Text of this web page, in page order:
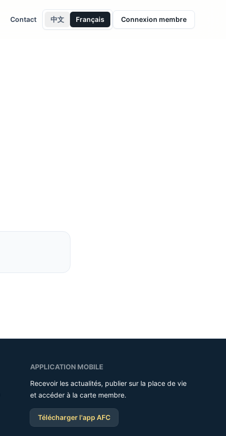
Contact 中文 Français Connexion membre
APPLICATION MOBILE
Recevoir les actualités, publier sur la place de vie
et accéder à la carte membre.
Télécharger l'app AFC